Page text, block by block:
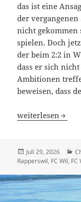
das ist eine
der vergangenen
nicht gekommen
spielen. Doch
der beim 2:2 in
dass er sich
Ambitionen
beweisen, dass
2. Spieltag:
weiterlesen
Veröffentlicht
am
Juli 29, 2026
Rapperswil, FC Wil, FC